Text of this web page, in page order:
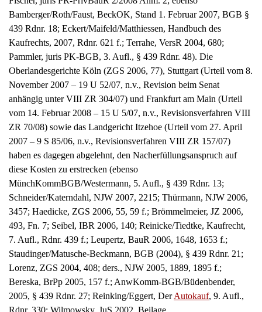
vom 14. Februar 2008 – 15 U 5/07, n.v., Revisionsverfahren VIII
ZR 70/08) sowie das Landgericht Itzehoe (Urteil vom 27. April
2007 – 9 S 85/06, n.v., Revisionsverfahren VIII ZR 157/07)
haben es dagegen abgelehnt, den Nacherfüllungsanspruch auf
diese Kosten zu erstrecken (ebenso
MünchKommBGB/Westermann, 5. Aufl., § 439 Rdnr. 13;
Schneider/Katerndahl, NJW 2007, 2215; Thürmann, NJW 2006,
3457; Haedicke, ZGS 2006, 55, 59 f.; Brömmelmeier, JZ 2006,
493, Fn. 7; Seibel, IBR 2006, 140; Reinicke/Tiedtke, Kaufrecht,
7. Aufl., Rdnr. 439 f.; Leupertz, BauR 2006, 1648, 1653 f.;
Staudinger/Matusche-Beckmann, BGB (2004), § 439 Rdnr. 21;
Lorenz, ZGS 2004, 408; ders., NJW 2005, 1889, 1895 f.;
Bereska, BrPp 2005, 157 f.; AnwKomm-BGB/Büdenbender,
2005, § 439 Rdnr. 27; Reinking/Eggert, Der Autokauf, 9. Aufl.,
Rdnr. 330; Wilmowsky, JuS 2002, Beilage